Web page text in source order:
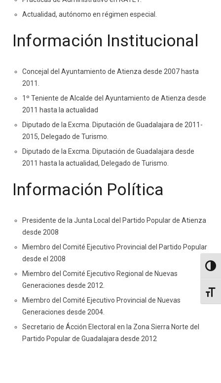
Actualidad, autónomo en régimen especial.
Información Institucional
Concejal del Ayuntamiento de Atienza desde 2007 hasta
2011.
1º Teniente de Alcalde del Ayuntamiento de Atienza desde
2011 hasta la actualidad
Diputado de la Excma. Diputación de Guadalajara de 2011-
2015, Delegado de Turismo.
Diputado de la Excma. Diputación de Guadalajara desde
2011 hasta la actualidad, Delegado de Turismo.
Información Política
Presidente de la Junta Local del Partido Popular de Atienza
desde 2008
Miembro del Comité Ejecutivo Provincial del Partido Popular
desde el 2008
Miembro del Comité Ejecutivo Regional de Nuevas
Generaciones desde 2012.
Miembro del Comité Ejecutivo Provincial de Nuevas
Generaciones desde 2004.
Secretario de Ácción Electoral en la Zona Sierra Norte del
Partido Popular de Guadalajara desde 2012